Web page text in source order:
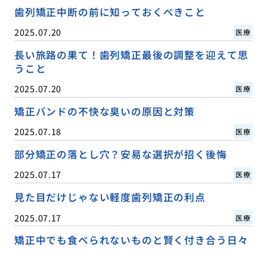
歯列矯正中断の前に知っておくべきこと
2025.07.20 医療
長い旅路の果て！歯列矯正最後の調整を迎えて思
うこと
2025.07.20 医療
矯正バンドの不快な臭いの原因と対策
2025.07.18 医療
部分矯正の落とし穴？安易な選択が招く後悔
2025.07.17 医療
見た目だけじゃない軽度歯列矯正の利点
2025.07.17 医療
矯正中でも食べられないものと賢く付き合う日々